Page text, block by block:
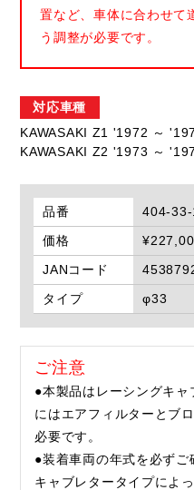
置など、車体に合わせて
う調整が必要です。
対応車種
KAWASAKI Z1 '1972 ～
KAWASAKI Z2 '1973 ～
品番
404-
価格
JANコード
タイプ
φ33
ご注意
●本製品はレーシングキャ
にはエアフィルターとブ
必要です。
●装着車両の年式を必ずご
キャブレタータイプによ